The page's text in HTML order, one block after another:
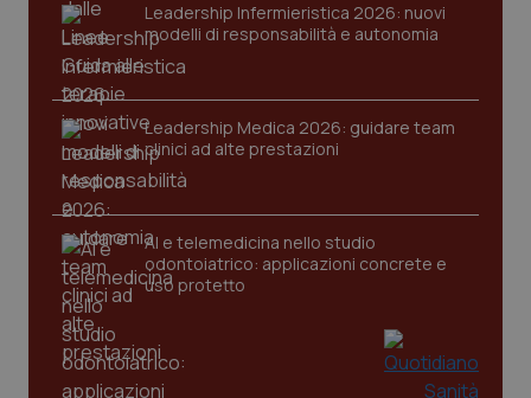
Leadership Infermieristica 2026: nuovi
modelli di responsabilità e autonomia
Leadership Medica 2026: guidare team
clinici ad alte prestazioni
AI e telemedicina nello studio
odontoiatrico: applicazioni concrete e
uso protetto
tracking-sites-ironfish-
tracking-enable
www.quotidianosanita.it
tracking-sites-ironfish-
session-id
www.quotidianosanita.it
_ga
Google LLC
.quotidianosanita.it